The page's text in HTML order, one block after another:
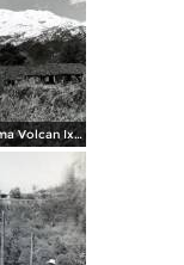
Bello panorama Volcan Ixtaccihuatl en Amecameca, Edo de México